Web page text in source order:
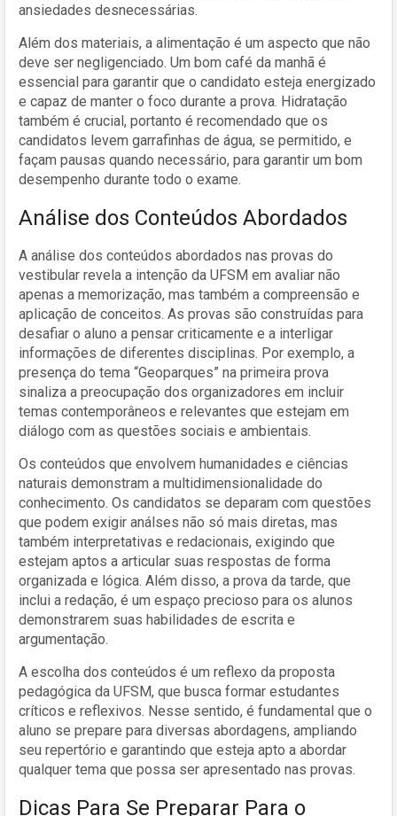
ansiedades desnecessárias.
Além dos materiais, a alimentação é um aspecto que não
deve ser negligenciado. Um bom café da manhã é
essencial para garantir que o candidato esteja energizado
e capaz de manter o foco durante a prova. Hidratação
também é crucial, portanto é recomendado que os
candidatos levem garrafinhas de água, se permitido, e
façam pausas quando necessário, para garantir um bom
desempenho durante todo o exame.
Análise dos Conteúdos Abordados
A análise dos conteúdos abordados nas provas do
vestibular revela a intenção da UFSM em avaliar não
apenas a memorização, mas também a compreensão e
aplicação de conceitos. As provas são construídas para
desafiar o aluno a pensar criticamente e a interligar
informações de diferentes disciplinas. Por exemplo, a
presença do tema “Geoparques” na primeira prova
sinaliza a preocupação dos organizadores em incluir
temas contemporâneos e relevantes que estejam em
diálogo com as questões sociais e ambientais.
Os conteúdos que envolvem humanidades e ciências
naturais demonstram a multidimensionalidade do
conhecimento. Os candidatos se deparam com questões
que podem exigir análses não só mais diretas, mas
também interpretativas e redacionais, exigindo que
estejam aptos a articular suas respostas de forma
organizada e lógica. Além disso, a prova da tarde, que
inclui a redação, é um espaço precioso para os alunos
demonstrarem suas habilidades de escrita e
argumentação.
A escolha dos conteúdos é um reflexo da proposta
pedagógica da UFSM, que busca formar estudantes
críticos e reflexivos. Nesse sentido, é fundamental que o
aluno se prepare para diversas abordagens, ampliando
seu repertório e garantindo que esteja apto a abordar
qualquer tema que possa ser apresentado nas provas.
Dicas Para Se Preparar Para o